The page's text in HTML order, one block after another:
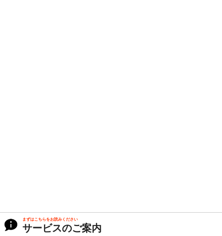
まずはこちらをお読みください
サービスのご案内